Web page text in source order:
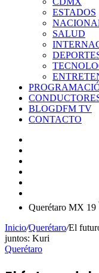
ESTADOS
SALUD
BLOGDFM TV
CONTACTO
Querétaro MX 19
Inicio/Querétaro/El
juntos: Kuri
Querétaro